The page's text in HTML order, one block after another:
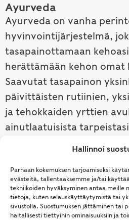
Hallinnoi
Parhaan kokemuksen tarjoamiseksi
evästeitä, tallentaaksemme ja/tai
tekniikoiden hyväksyminen antaa meille
tietoja, kuten selauskäyttäytymistä tai
sivustolla. Suostumuksen jättäminen tai
haitallisesti tiettyihin ominaisuuksiin ja
Ayurveda
Ayurveda on vanha
hyvinvointijärjestelmä,
tasapainottamaan
herättämään kehon omat
Saavutat tasapainon
päivittäisten rutiinien,
ja tehokkaiden yrttien
ainutlaatuisista
Tutustu ayurvedaan →